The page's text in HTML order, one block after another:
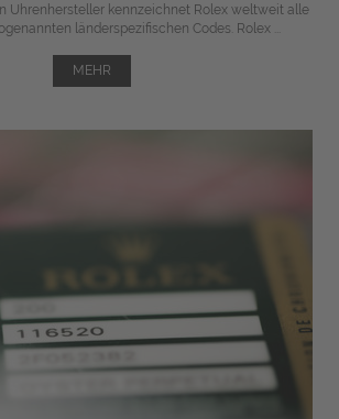
Uhrenhersteller kennzeichnet Rolex weltweit alle
länderspezifischen Codes. Rolex ...
MEHR